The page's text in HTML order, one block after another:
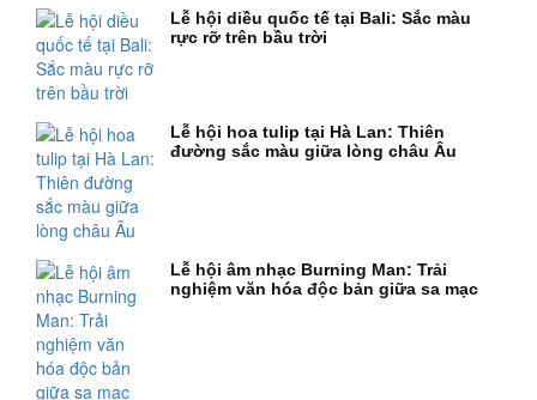
Lễ hội diều quốc tế tại Bali: Sắc màu
rực rỡ trên bầu trời
Lễ hội hoa tulip tại Hà Lan: Thiên
đường sắc màu giữa lòng châu Âu
Lễ hội âm nhạc Burning Man: Trải
nghiệm văn hóa độc bản giữa sa mạc